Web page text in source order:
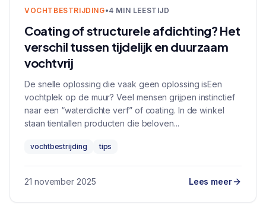
VOCHTBESTRIJDING•4 MIN LEESTIJD
Coating of structurele afdichting? Het
verschil tussen tijdelijk en duurzaam
vochtvrij
De snelle oplossing die vaak geen oplossing isEen
vochtplek op de muur? Veel mensen grijpen instinctief
naar een “waterdichte verf” of coating. In de winkel
staan tientallen producten die beloven...
vochtbestrijding tips
21 november 2025 Lees meer